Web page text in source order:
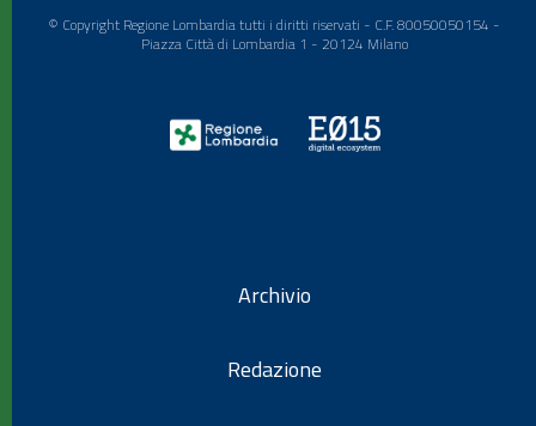
© Copyright Regione Lombardia tutti i diritti riservati - C.F. 80050050154 -
Piazza Città di Lombardia 1 - 20124 Milano
Archivio
Redazione